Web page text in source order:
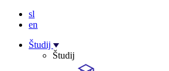
sl
en
Študij
Študij